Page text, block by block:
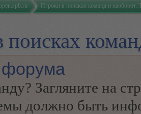
Игроки в поисках команд и наоборот.
поисках
Загляните на
должно быть